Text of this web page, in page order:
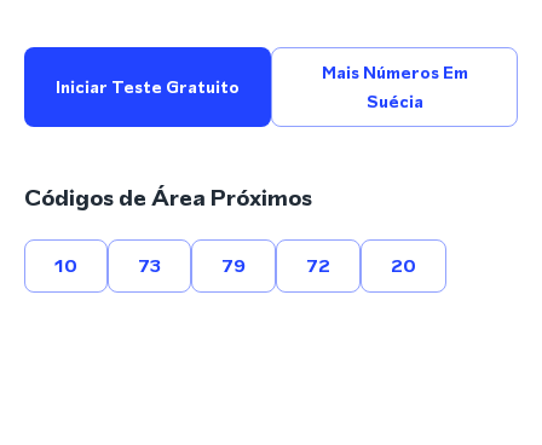
Iniciar Teste Gratuito
Mais Números Em
Suécia
Códigos de Área Próximos
10 73 79 72 20